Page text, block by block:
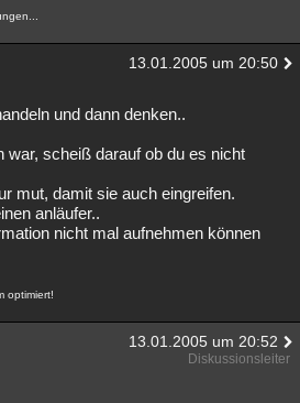
13.01.2005 um 20:50
und dann denken..
war, scheiß darauf ob du es nicht
mut, damit sie auch eingreifen.
anläufer..
nicht mal aufnehmen können
optimiert!
13.01.2005 um 20:52
Diskussionsleiter